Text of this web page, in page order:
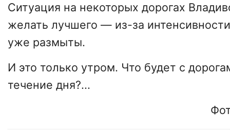
Ситуация на некоторых дорогах
желать лучшего — из-за
уже размыты.
И это только утром. Что будет с
течение дня?...